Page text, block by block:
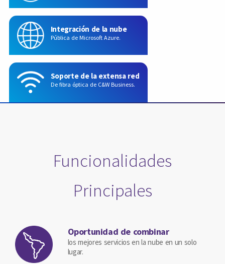
Integración de la nube
Pública de Microsoft Azure.
Soporte de la extensa red
De fibra óptica de C&W Business.
Funcionalidades
Principales
Oportunidad de combinar
los mejores servicios en la nube en un solo
lugar.